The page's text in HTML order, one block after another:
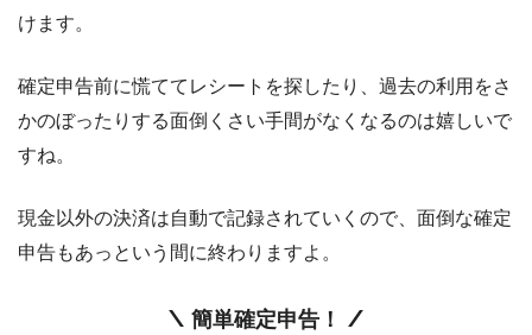
けます。
確定申告前に慌ててレシートを探したり、過去の利用をさ
かのぼったりする面倒くさい手間がなくなるのは嬉しいで
すね。
現金以外の決済は自動で記録されていくので、面倒な確定
申告もあっという間に終わりますよ。
簡単確定申告！